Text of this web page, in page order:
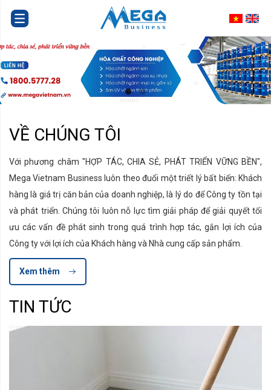
VỀ CHÚNG TÔI
Với phương châm "HỢP TÁC, CHIA SẺ, PHÁT TRIỂN VỮNG BỀN",
Mega Vietnam Business luôn theo đuổi một triết lý bất biến: Khách
hàng là giá trị căn bản của doanh nghiệp, là lý do để Công ty tồn tại
và phát triển. Chúng tôi luôn nỗ lực tìm giải pháp để giải quyết tối
ưu các vấn đề phát sinh trong quá trình hợp tác, gắn lợi ích của
Công ty với lợi ích của Khách hàng và Nhà cung cấp sản phẩm.
Xem thêm
TIN TỨC